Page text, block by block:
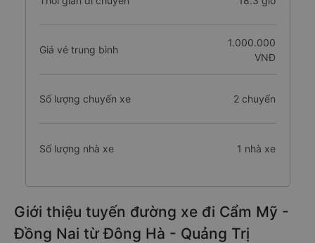
Giá vé trung bình
1.000.000
VNĐ
Số lượng chuyến xe 2 chuyến
Số lượng nhà xe 1 nhà xe
Giới thiệu tuyến đường xe đi Cẩm Mỹ -
Đồng Nai từ Đông Hà - Quảng Trị